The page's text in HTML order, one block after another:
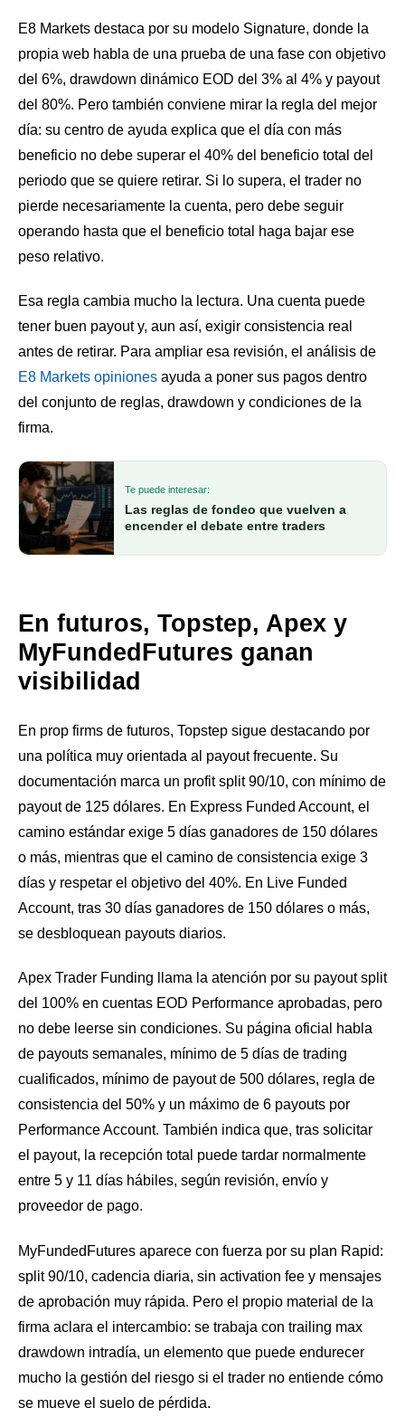
E8 Markets destaca por su modelo Signature, donde la
propia web habla de una prueba de una fase con objetivo
del 6%, drawdown dinámico EOD del 3% al 4% y payout
del 80%. Pero también conviene mirar la regla del mejor
día: su centro de ayuda explica que el día con más
beneficio no debe superar el 40% del beneficio total del
periodo que se quiere retirar. Si lo supera, el trader no
pierde necesariamente la cuenta, pero debe seguir
operando hasta que el beneficio total haga bajar ese
peso relativo.
Esa regla cambia mucho la lectura. Una cuenta puede
tener buen payout y, aun así, exigir consistencia real
antes de retirar. Para ampliar esa revisión, el análisis de
E8 Markets opiniones ayuda a poner sus pagos dentro
del conjunto de reglas, drawdown y condiciones de la
firma.
Te puede interesar:
Las reglas de fondeo que vuelven a
encender el debate entre traders
En futuros, Topstep, Apex y
MyFundedFutures ganan
visibilidad
En prop firms de futuros, Topstep sigue destacando por
una política muy orientada al payout frecuente. Su
documentación marca un profit split 90/10, con mínimo de
payout de 125 dólares. En Express Funded Account, el
camino estándar exige 5 días ganadores de 150 dólares
o más, mientras que el camino de consistencia exige 3
días y respetar el objetivo del 40%. En Live Funded
Account, tras 30 días ganadores de 150 dólares o más,
se desbloquean payouts diarios.
Apex Trader Funding llama la atención por su payout split
del 100% en cuentas EOD Performance aprobadas, pero
no debe leerse sin condiciones. Su página oficial habla
de payouts semanales, mínimo de 5 días de trading
cualificados, mínimo de payout de 500 dólares, regla de
consistencia del 50% y un máximo de 6 payouts por
Performance Account. También indica que, tras solicitar
el payout, la recepción total puede tardar normalmente
entre 5 y 11 días hábiles, según revisión, envío y
proveedor de pago.
MyFundedFutures aparece con fuerza por su plan Rapid:
split 90/10, cadencia diaria, sin activation fee y mensajes
de aprobación muy rápida. Pero el propio material de la
firma aclara el intercambio: se trabaja con trailing max
drawdown intradía, un elemento que puede endurecer
mucho la gestión del riesgo si el trader no entiende cómo
se mueve el suelo de pérdida.